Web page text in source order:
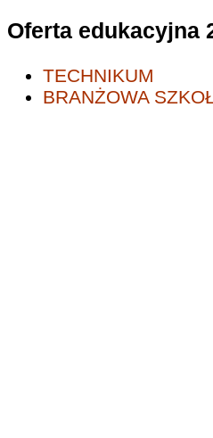
Oferta edukacyjna
TECHNIKUM
BRANŻOWA